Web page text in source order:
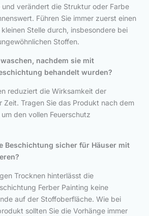
verändert die Struktur oder Farbe
Führen Sie immer zuerst einen
Stelle durch, insbesondere bei
Stoffen.
nachdem sie mit
behandelt wurden?
reduziert die Wirksamkeit der
Zeit. Tragen Sie das Produkt nach dem
den vollen Feuerschutz
Beschichtung sicher für Häuser mit
Trocknen hinterlässt die
Ferber Painting keine
auf der Stoffoberfläche. Wie bei
sollten Sie die Vorhänge immer